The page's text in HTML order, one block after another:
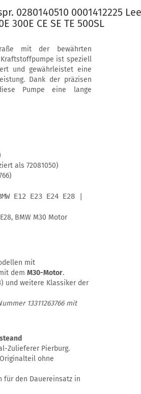
0280140510 0001412225
300E CE SE TE 500SL
mit der bewährten
ist speziell
und gewährleistet eine
Dank der präzisen
Pumpe eine lange
als 72081050)
E12 E23 E24 E28 |
BMW M30 Motor
mit
dem M30-Motor.
und weitere Klassiker der
13311263766 mit
Zulieferer Pierburg.
ohne
für den Dauereinsatz in